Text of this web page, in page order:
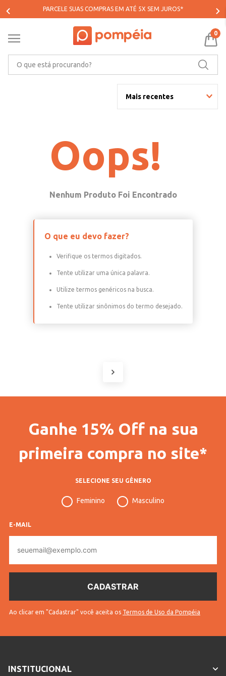
PARCELE SUAS COMPRAS EM ATÉ 5X SEM JUROS*
0
Mais recentes
Oops!
O que eu devo fazer?
Verifique os termos digitados.
Tente utilizar uma única palavra.
Utilize termos genéricos na busca.
Tente utilizar sinônimos do termo desejado.
Ganhe 15% Off na sua
primeira compra no site*
SELECIONE SEU GÊNERO
Feminino Masculino
E-MAIL
mail
Ao clicar em "Cadastrar" você aceita os Termos de Uso da Pompéia
INSTITUCIONAL